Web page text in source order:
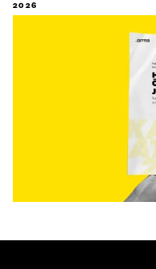
2026